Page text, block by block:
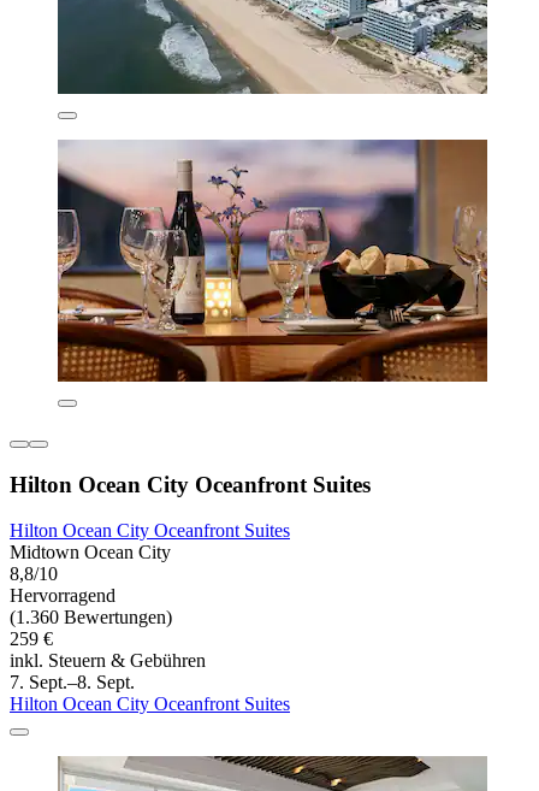
Hilton Ocean City Oceanfront Suites
Hilton Ocean City Oceanfront Suites
Midtown Ocean City
8,8/10
Hervorragend
(1.360 Bewertungen)
259 €
inkl. Steuern & Gebühren
7. Sept.–8. Sept.
Hilton Ocean City Oceanfront Suites